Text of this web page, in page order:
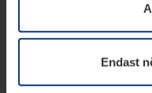
informationen om
vår webbplats.
Endast